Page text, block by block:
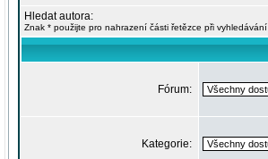
Hledat autora:
Znak * použijte pro nahrazení části řetězce při vyhledávání
Fórum:
Kategorie: